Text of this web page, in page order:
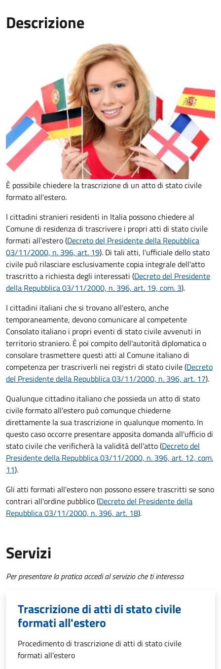
Descrizione
È possibile chiedere la trascrizione di un atto di stato civile
formato all'estero.
I cittadini stranieri residenti in Italia possono chiedere al
Comune di residenza di trascrivere i propri atti di stato civile
formati all'estero (Decreto del Presidente della Repubblica
03/11/2000, n. 396, art. 19). Di tali atti, l'ufficiale dello stato
civile può rilasciare esclusivamente copia integrale dell'atto
trascritto a richiesta degli interessati (Decreto del Presidente
della Repubblica 03/11/2000, n. 396, art. 19, com. 3).
I cittadini italiani che si trovano all'estero, anche
temporaneamente, devono comunicare al competente
Consolato italiano i propri eventi di stato civile avvenuti in
territorio straniero. È poi compito dell'autorità diplomatica o
consolare trasmettere questi atti al Comune italiano di
competenza per trascriverli nei registri di stato civile (Decreto
del Presidente della Repubblica 03/11/2000, n. 396, art. 17).
Qualunque cittadino italiano che possieda un atto di stato
civile formato all'estero può comunque chiederne
direttamente la sua trascrizione in qualunque momento. In
questo caso occorre presentare apposita domanda all'ufficio di
stato civile che verificherà la validità dell'atto (Decreto del
Presidente della Repubblica 03/11/2000, n. 396, art. 12, com.
11).
Gli atti formati all'estero non possono essere trascritti se sono
contrari all'ordine pubblico (Decreto del Presidente della
Repubblica 03/11/2000, n. 396, art. 18).
Servizi
Per presentare la pratica accedi al servizio che ti interessa
Trascrizione di atti di stato civile
formati all'estero
Procedimento di trascrizione di atti di stato civile
formati all'estero